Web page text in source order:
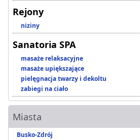
Rejony
niziny
Sanatoria SPA
masaże relaksacyjne
masaże upiększające
pielęgnacja twarzy i dekoltu
zabiegi na ciało
Miasta
Busko-Zdrój